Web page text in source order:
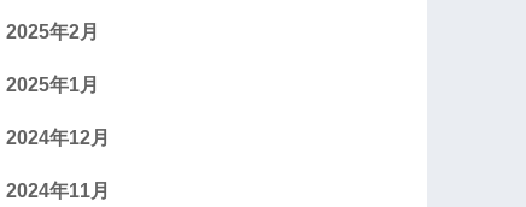
2025年2月
2025年1月
2024年12月
2024年11月